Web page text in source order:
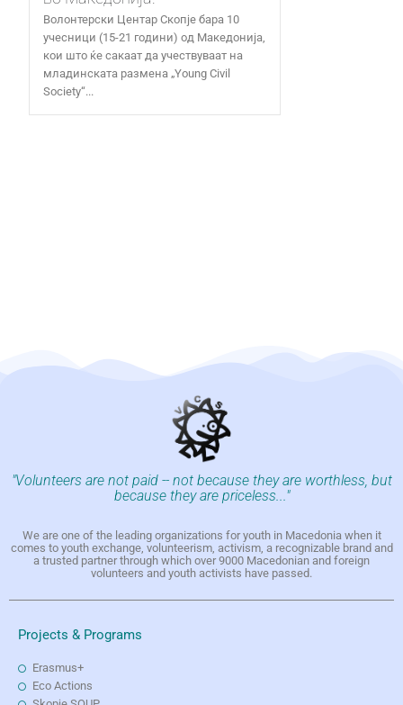
Волонтерски Центар Скопје бара 10
учесници (15-21 години) од Македонија,
кои што ќе сакаат да учествуваат на
младинската размена „Young Civil
Society“...
"Volunteers are not paid -- not because they are worthless, but
because they are priceless..."
We are one of the leading organizations for youth in Macedonia when it
comes to youth exchange, volunteerism, activism, a recognizable brand and
a trusted partner through which over 9000 Macedonian and foreign
volunteers and youth activists have passed.
Projects & Programs
Erasmus+
Eco Actions